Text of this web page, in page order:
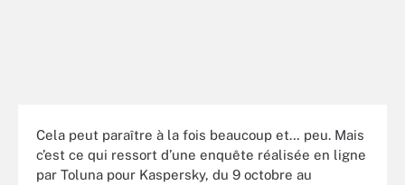
Cela peut paraître à la fois beaucoup et… peu. Mais
c’est ce qui ressort d’une enquête réalisée en ligne
par Toluna pour Kaspersky, du 9 octobre au